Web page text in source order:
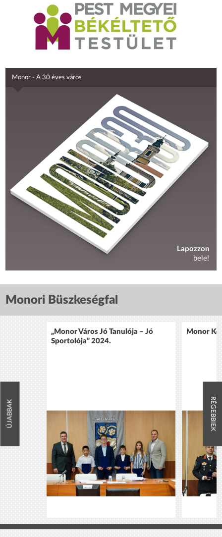
Monor - A 30 éves város
Lapozzon
bele!
Monori Büszkeségfal
ÚJABBAK
„Monor Város Jó Tanulója – Jó
Sportolója” 2024.
Monor
RÉGEBBIEK